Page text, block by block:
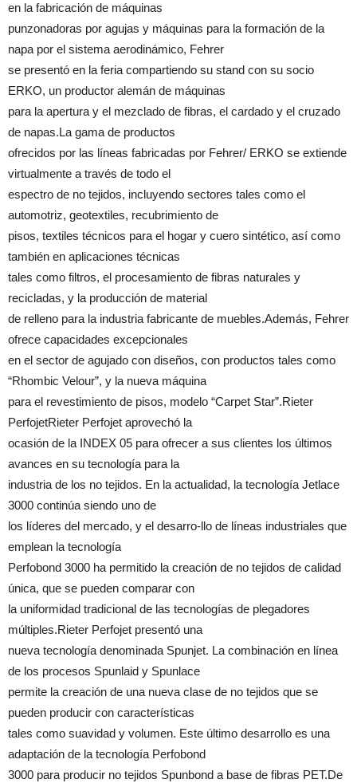
en la fabricación de máquinas
punzonadoras por agujas y máquinas para la formación de la
napa por el sistema aerodinámico, Fehrer
se presentó en la feria compartiendo su stand con su socio
ERKO, un productor alemán de máquinas
para la apertura y el mezclado de fibras, el cardado y el cruzado
de napas.La gama de productos
ofrecidos por las líneas fabricadas por Fehrer/ ERKO se extiende
virtualmente a través de todo el
espectro de no tejidos, incluyendo sectores tales como el
automotriz, geotextiles, recubrimiento de
pisos, textiles técnicos para el hogar y cuero sintético, así como
también en aplicaciones técnicas
tales como filtros, el procesamiento de fibras naturales y
recicladas, y la producción de material
de relleno para la industria fabricante de muebles.Además, Fehrer
ofrece capacidades excepcionales
en el sector de agujado con diseños, con productos tales como
“Rhombic Velour”, y la nueva máquina
para el revestimiento de pisos, modelo “Carpet Star”.Rieter
PerfojetRieter Perfojet aprovechó la
ocasión de la INDEX 05 para ofrecer a sus clientes los últimos
avances en su tecnología para la
industria de los no tejidos. En la actualidad, la tecnología Jetlace
3000 continúa siendo uno de
los líderes del mercado, y el desarro-llo de líneas industriales que
emplean la tecnología
Perfobond 3000 ha permitido la creación de no tejidos de calidad
única, que se pueden comparar con
la uniformidad tradicional de las tecnologías de plegadores
múltiples.Rieter Perfojet presentó una
nueva tecnología denominada Spunjet. La combinación en línea
de los procesos Spunlaid y Spunlace
permite la creación de una nueva clase de no tejidos que se
pueden producir con características
tales como suavidad y volumen. Este último desarrollo es una
adaptación de la tecnología Perfobond
3000 para producir no tejidos Spunbond a base de fibras PET.De